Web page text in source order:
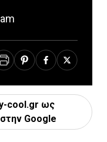
cool.gr ως
Google